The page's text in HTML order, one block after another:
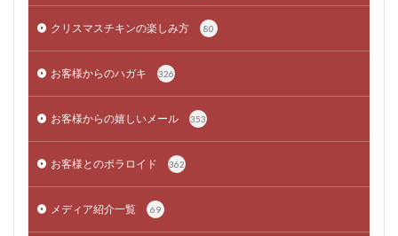
クリスマスチキンの楽しみ方 80
お客様からのハガキ 326
お客様からの嬉しいメール 353
お客様とのポラロイド 362
メディア紹介一覧 69